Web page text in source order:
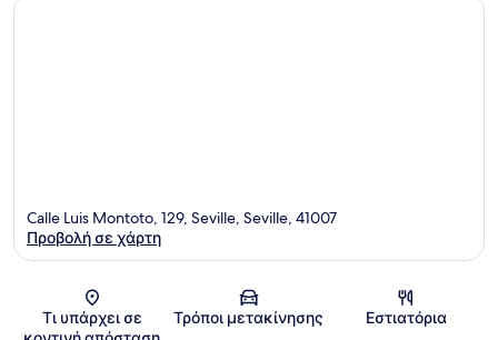
Χάρτης
Calle Luis Montoto, 129, Seville, Seville, 41007
Προβολή σε χάρτη
Τι υπάρχει σε
Τρόποι μετακίνησης Εστιατόρια